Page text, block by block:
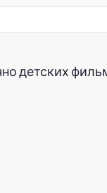
детских